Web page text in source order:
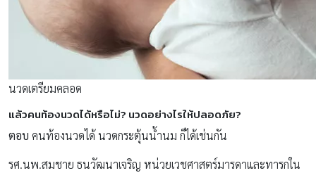
นวดเตรียมคลอด
แล้วคนท้องนวดได้หรือไม่? นวดอย่างไรให้ปลอดภัย?
ตอบ คนท้องนวดได้ นวดกระตุ้นน้ำนม ก็ได้เช่นกัน
รศ.นพ.สมชาย ธนวัฒนาเจริญ หน่วยเวชศาสตร์มารดาและทารกใน